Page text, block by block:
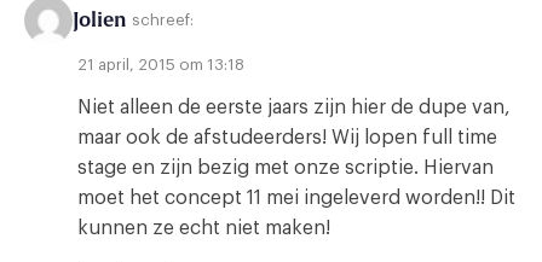
Jolien schreef:
21 april, 2015 om 13:18
Niet alleen de eerste jaars zijn hier de dupe van,
maar ook de afstudeerders! Wij lopen full time
stage en zijn bezig met onze scriptie. Hiervan
moet het concept 11 mei ingeleverd worden!! Dit
kunnen ze echt niet maken!